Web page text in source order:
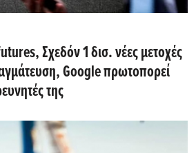
Σχεδόν 1 δισ. νέες μετοχές
Google πρωτοπορεί
της